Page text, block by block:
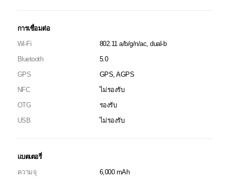
การเชื่อมต่อ
Wi-Fi
802.11 a/b/g/n/ac, dual-b
Bluetooth
5.0
GPS
GPS, AGPS
NFC
ไม่รองรับ
OTG
รองรับ
USB
ไม่รองรับ
แบตเตอรี่
ความจุ
6,000 mAh